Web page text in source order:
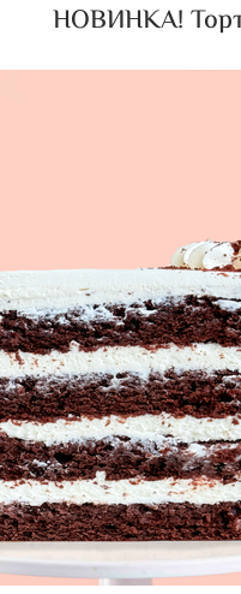
НОВИНКА!